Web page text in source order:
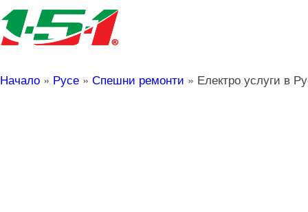
Начало » Русе » Спешни ремонти » Електро услуги в